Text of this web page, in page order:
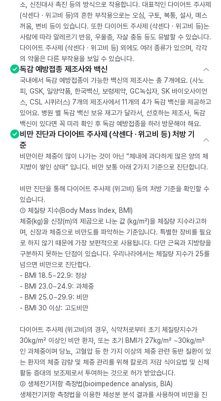
소, 신진대사 촉진 등의 방식으로 작용합니다. 대표적인 다이어트 주사제
(삭센다 · 위고비 등)의 흔한 부작용으로는 오심, 구토, 복통, 설사, 메스
꺼움, 변비 등이 있습니다. 또한 다이어트 주사제 (삭센다 · 위고비 등)는
사람에 따라 알레르기 반응, 우울증, 자살 충동 등도 유발할 수 있습니다.
다이어트 주사제 (삭센다 · 위고비 등) 외에도 여러 종류가 있으며, 각각
의 약물은 다른 부작용을 보일 수 있습니다.
독감 예방접종 제조사와 백신
국내에서 독감 예방접종이 가능한 백신의 제조사는 총 7개에요. (사노
피, GSK, 일양약품, 한국백신, 보령제약, GC녹십자, SK 바이오사이언
스, CSL 시퀴러스) 7개의 제조사에서 11개의 4가 독감 백신을 제공하고
있어요. 병원 별 독감 백신 보유 재고가 달라서, 선호하는 제조사, 독감
백신이 있다면 꼭 미리 확인 후 독감 예방접종을 하러 방문해야 해요.
비만 진단과 다이어트 주사제 (삭센다 · 위고비 등) 처방 기
준
비만이란 체중이 많이 나가는 것이 아닌 “체내에 과다하게 많은 양의 체
지방이 쌓인 상태” 입니다. 비만 보통 아래 2가지 기준으로 진단합니다.
비만 진단을 통해 다이어트 주사제 (위고비) 등의 처방 기준을 확인할 수
있습니다.
① 체질량 지수(Body Mass Index, BMI)
체중(kg)을 신장(m)의 제곱으로 나눈 값 (kg/m²)을 체질량 지수라고하
며, 신장과 체중으로 비만도를 파악하는 기준입니다. 특별한 장비를 필요
로 하지 않기 때문에 가장 보편적으로 사용됩니다. 다만 근육과 지방량을
구분하지 못하는 단점이 있습니다. 우리나라에서는 체질량 지수가 25를
넘으면 비만으로 진단합다.
- BMI 18.5~22.9: 정상
- BMI 23.0~24.9: 과체중
- BMI 25.0~29.9: 비만
- BMI 30 이상: 고도비만
다이어트 주사제 (위고비)의 경우, 식약처로부터 초기 체질량지수가
30kg/m² 이상인 비만 환자, 또는 초기 BMI가 27kg/m² ~30kg/m²
인 과체중이며 당뇨, 고혈압 등 한 가지 이상의 체중 관련 동반 질환이 있
는 환자의 체중 감량 및 체중 관리를 위해 칼로리 저감 식이요법 및 신체
활동 증대의 보조제로서 투여하는 것으로 허가 받았습니다.
② 생체전기저항 측정법(bioimpedence analysis, BIA)
생체전기저항 측정법을 이용한 체성분 분석 결과를 사용하여 비만을 진